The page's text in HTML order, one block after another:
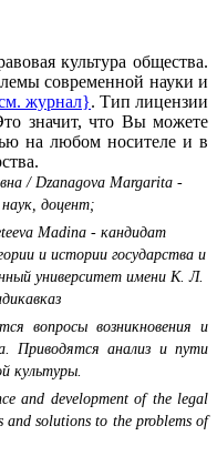
культура общества.
современной науки и
журнал}. Тип лицензии
значит, что Вы можете
на любом носителе и в
/ Dzanagova Margarita -
доцент;
Madina - кандидат
и истории государства и
университет имени К. Л.
вопросы возникновения и
Приводятся анализ и пути
культуры.
and development of the legal
and solutions to the problems of